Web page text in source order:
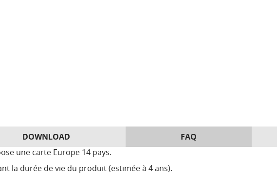
DOWNLOAD
FAQ
une carte Europe 14 pays.
la durée de vie du produit (estimée à 4 ans).